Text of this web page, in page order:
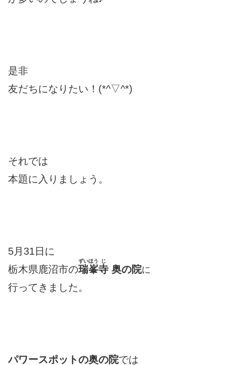
是非
友だちになりたい！(*^▽^*)
それでは
本題に入りましょう。
5月31日 に
栃木県鹿沼市の瑞峯
ずいほう
寺
じ
奥の院に
行ってきました。
パワースポットの奥の院では